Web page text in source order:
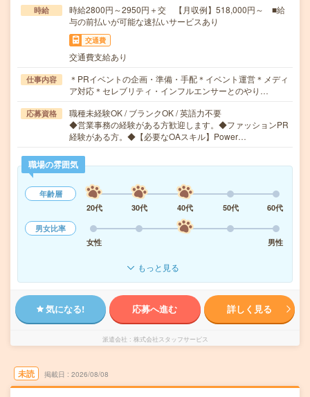
時給
時給2800円～2950円＋交 【月収例】518,000円～ ■給
与の前払いが可能な速払いサービスあり
交通費
交通費支給あり
仕事内容
＊PRイベントの企画・準備・手配＊イベント運営＊メディ
ア対応＊セレブリティ・インフルエンサーとのやり…
応募資格
職種未経験OK / ブランクOK / 英語力不要
◆営業事務の経験がある方歓迎します。◆ファッションPR
経験がある方。◆【必要なOAスキル】Power…
職場の雰囲気
年齢層
20代
30代 40代 50代
60代
男女比率
女性
男性
もっと見る
気になる! 応募へ進む 詳しく見る
派遣会社 株式会社スタッフサービス
未読 掲載日 2026/08/08